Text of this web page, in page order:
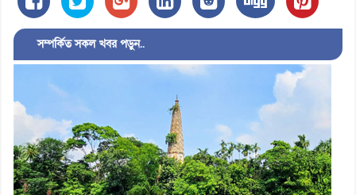
সম্পর্কিত সকল খবর পড়ুন..